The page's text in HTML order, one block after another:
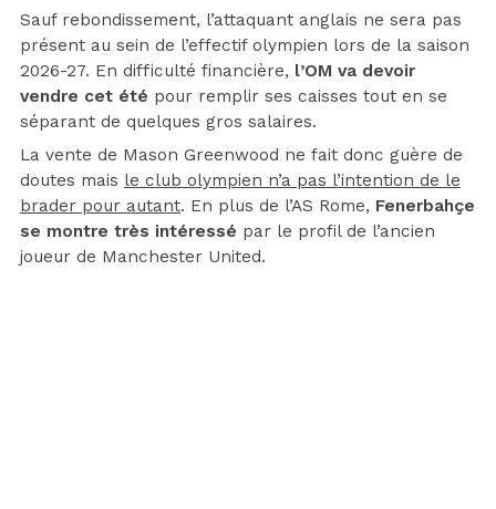
Sauf rebondissement, l’attaquant anglais ne sera pas
présent au sein de l’effectif olympien lors de la saison
2026-27. En difficulté financière, l’OM va devoir
vendre cet été pour remplir ses caisses tout en se
séparant de quelques gros salaires.
La vente de Mason Greenwood ne fait donc guère de
doutes mais le club olympien n’a pas l’intention de le
brader pour autant. En plus de l’AS Rome, Fenerbahçe
se montre très intéressé par le profil de l’ancien
joueur de Manchester United.